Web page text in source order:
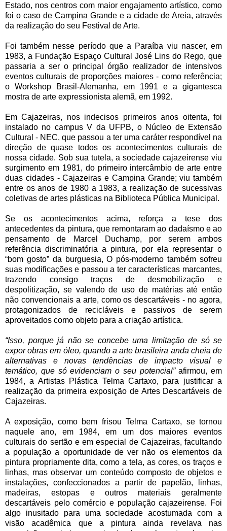
Estado, nos centros com maior engajamento artístico, como
foi o caso de Campina Grande e a cidade de Areia, através
da realização do seu Festival de Arte.
Foi também nesse período que a Paraíba viu nascer, em
1983, a Fundação Espaço Cultural José Lins do Rego, que
passaria a ser o principal órgão realizador de intensivos
eventos culturais de proporções maiores - como referência;
o Workshop Brasil-Alemanha, em 1991 e a gigantesca
mostra de arte expressionista alemã, em 1992.
Em Cajazeiras, nos indecisos primeiros anos oitenta, foi
instalado no campus V da UFPB, o Núcleo de Extensão
Cultural - NEC, que passou a ter uma caráter respondível na
direção de quase todos os acontecimentos culturais de
nossa cidade. Sob sua tutela, a sociedade cajazeirense viu
surgimento em 1981, do primeiro intercâmbio de arte entre
duas cidades - Cajazeiras e Campina Grande; viu também
entre os anos de 1980 a 1983, a realização de sucessivas
coletivas de artes plásticas na Biblioteca Pública Municipal.
Se os acontecimentos acima, reforça a tese dos
antecedentes da pintura, que remontaram ao dadaísmo e ao
pensamento de Marcel Duchamp, por serem ambos
referência discriminatória a pintura, por ela representar o
“bom gosto” da burguesia, O pós-moderno também sofreu
suas modificações e passou a ter características marcantes,
trazendo consigo traços de desmobilização e
despolitização, se valendo de uso de matérias até então
não convencionais a arte, como os descartáveis - no agora,
protagonizados de recicláveis e passivos de serem
aproveitados como objeto para a criação artística.
“Isso, porque já não se concebe uma limitação de só se
expor obras em óleo, quando a arte brasileira anda cheia de
alternativas e novas tendências de impacto visual e
temático, que só evidenciam o seu potencial”afirmou, em
1984,a Artistas Plástica Telma Cartaxo, para justificar a
realização da primeira exposição de Artes Descartáveis de
Cajazeiras.
A exposição, como bem frisou Telma Cartaxo, se tornou
naquele ano, em 1984, em um dos maiores eventos
culturais do sertão e em especial de Cajazeiras, facultando
a população a oportunidade de ver não os elementos da
pintura propriamente dita, como a tela, as cores, os traços e
linhas, mas observar um conteúdo composto de objetos e
instalações, confeccionados a partir de papelão, linhas,
madeiras, estopas e outros materiais geralmente
descartáveis pelo comércio e população cajazeirense. Foi
algo inusitado para uma sociedade acostumada com a
visão acadêmica que a pintura ainda revelava nas